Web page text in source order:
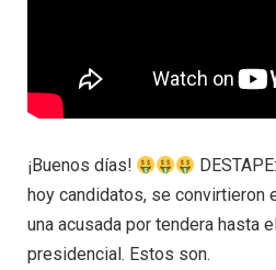
¡Buenos días!
hoy candidatos, se convirtieron
una acusada por tendera hasta
presidencial. Estos son.